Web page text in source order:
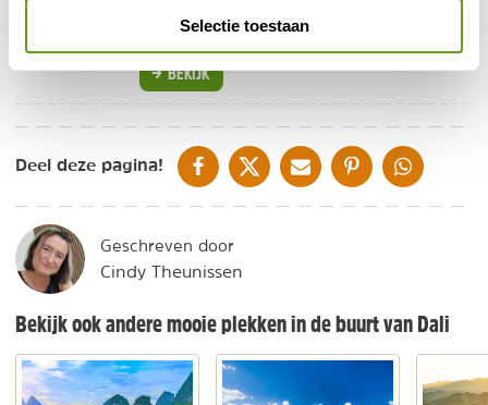
Selectie toestaan
Van de Chinese muur tot aan Zhangjiajie.
BEKIJK
Deel deze pagina! DELEN OP FACEBOOK
DELEN OP XDELEN VIA DE MAIL
DELEN OP PINTEREST
DELEN OP
Geschreven door
Cindy Theunissen
Bekijk ook andere mooie plekken in de buurt van Dali